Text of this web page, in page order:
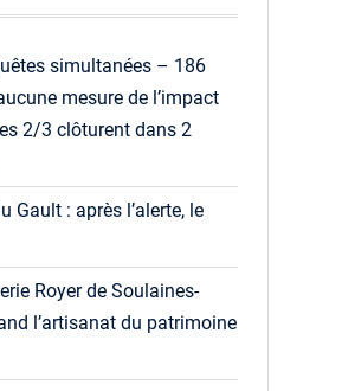
simultanées – 186
mesure de l’impact
2/3 clôturent dans 2
Gault : après l’alerte, le
Royer de Soulaines-
l’artisanat du patrimoine